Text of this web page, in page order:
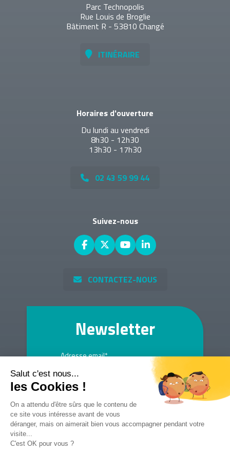
Parc Technopolis
Rue Louis de Broglie
Bâtiment R - 53810 Changé
ITINÉRAIRE
Horaires d'ouverture
Du lundi au vendredi
8h30 - 12h30
13h30 - 17h30
02 43 59 99 44
Suivez-nous
CONTACTEZ-NOUS
Newsletter
Adresse email*